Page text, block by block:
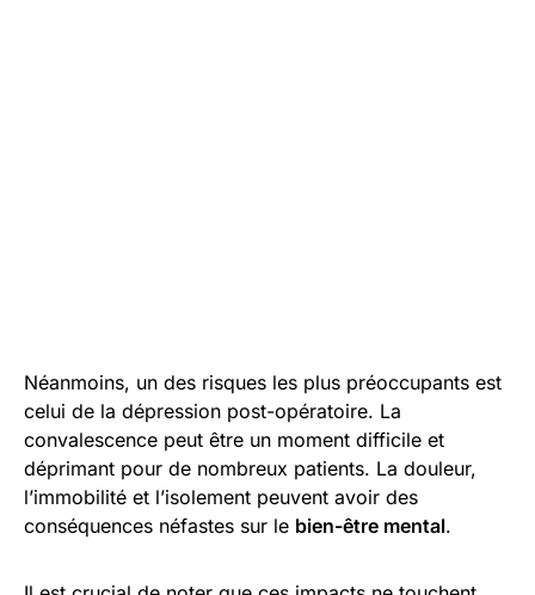
Néanmoins, un des risques les plus préoccupants est
celui de la dépression post-opératoire. La
convalescence peut être un moment difficile et
déprimant pour de nombreux patients. La douleur,
l’immobilité et l’isolement peuvent avoir des
conséquences néfastes sur le bien-être mental.